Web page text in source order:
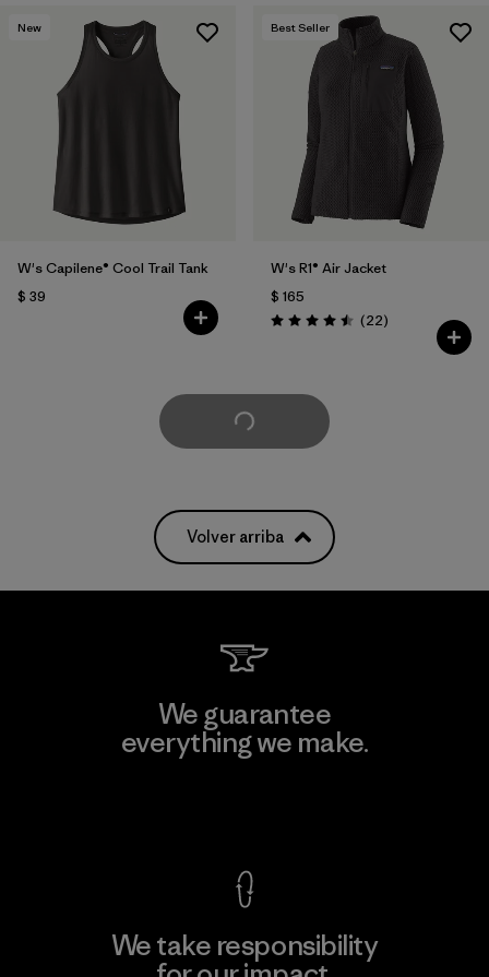
New
W's Capilene® Cool Trail Tank
$ 39
Best Seller
W's R1® Air Jacket
$ 165
Valoración: 4.5 / 5
(22Comentarios
)
Cargar Más
Volver arriba
We guarantee
everything we make.
We take responsibility